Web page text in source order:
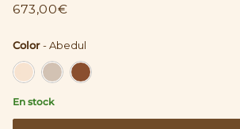
673,00€
Color -Abedul
Color
En stock